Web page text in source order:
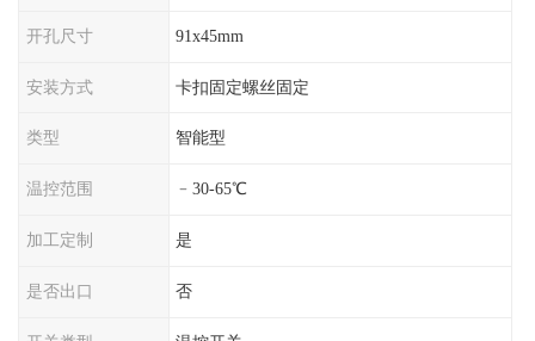
开孔尺寸 91x45mm
安装方式 卡扣固定螺丝固定
类型 智能型
温控范围 ﹣30-65℃
加工定制 是
是否出口 否